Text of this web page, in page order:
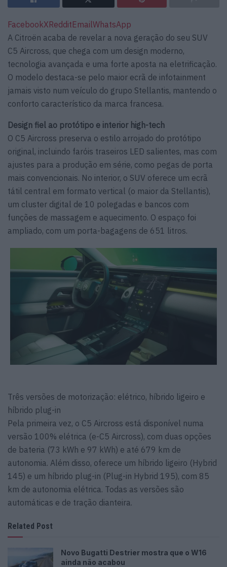
FacebookXRedditEmailWhatsApp
A Citroën acaba de revelar a nova geração do seu SUV
C5 Aircross, que chega com um design moderno,
tecnologia avançada e uma forte aposta na eletrificação.
O modelo destaca-se pelo maior ecrã de infotainment
jamais visto num veículo do grupo Stellantis, mantendo o
conforto característico da marca francesa.
Design fiel ao protótipo e interior high-tech
O C5 Aircross preserva o estilo arrojado do protótipo
original, incluindo faróis traseiros LED salientes, mas com
ajustes para a produção em série, como pegas de porta
mais convencionais. No interior, o SUV oferece um ecrã
tátil central em formato vertical (o maior da Stellantis),
um cluster digital de 10 polegadas e bancos com
funções de massagem e aquecimento. O espaço foi
ampliado, com um porta-bagagens de 651 litros.
Três versões de motorização: elétrico, híbrido ligeiro e
híbrido plug-in
Pela primeira vez, o C5 Aircross está disponível numa
versão 100% elétrica (e-C5 Aircross), com duas opções
de bateria (73 kWh e 97 kWh) e até 679 km de
autonomia. Além disso, oferece um híbrido ligeiro (Hybrid
145) e um híbrido plug-in (Plug-in Hybrid 195), com 85
km de autonomia elétrica. Todas as versões são
automáticas e de tração dianteira.
Related Post
Novo Bugatti Destrier mostra que o W16
ainda não acabou